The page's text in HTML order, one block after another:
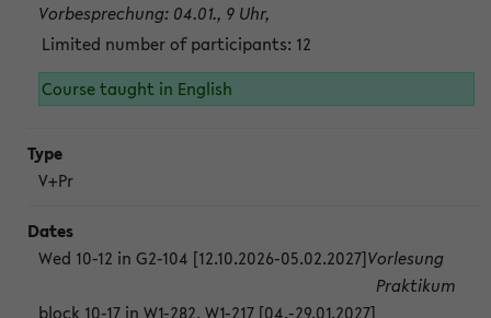
Vorbesprechung: 04.01., 9 Uhr,
Limited number of participants: 12
Course taught in English
V+Pr
Wed 10-12 in G2-104 [12.10.2026-05.02.2027]Vorlesung
block 10-17 in W1-282, W1-217 [04.-29.01.2027]
Praktikum